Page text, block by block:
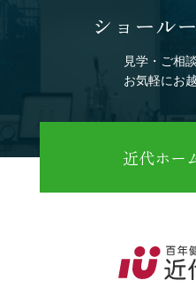
ショール
見学・ご相
お気軽にお
近代ホー